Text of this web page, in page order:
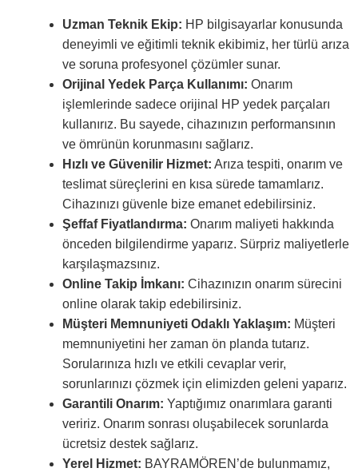
Uzman Teknik Ekip: HP bilgisayarlar konusunda
deneyimli ve eğitimli teknik ekibimiz, her türlü arıza
ve soruna profesyonel çözümler sunar.
Orijinal Yedek Parça Kullanımı: Onarım
işlemlerinde sadece orijinal HP yedek parçaları
kullanırız. Bu sayede, cihazınızın performansının
ve ömrünün korunmasını sağlarız.
Hızlı ve Güvenilir Hizmet: Arıza tespiti, onarım ve
teslimat süreçlerini en kısa sürede tamamlarız.
Cihazınızı güvenle bize emanet edebilirsiniz.
Şeffaf Fiyatlandırma: Onarım maliyeti hakkında
önceden bilgilendirme yaparız. Sürpriz maliyetlerle
karşılaşmazsınız.
Online Takip İmkanı: Cihazınızın onarım sürecini
online olarak takip edebilirsiniz.
Müşteri Memnuniyeti Odaklı Yaklaşım: Müşteri
memnuniyetini her zaman ön planda tutarız.
Sorularınıza hızlı ve etkili cevaplar verir,
sorunlarınızı çözmek için elimizden geleni yaparız.
Garantili Onarım: Yaptığımız onarımlara garanti
veririz. Onarım sonrası oluşabilecek sorunlarda
ücretsiz destek sağlarız.
Yerel Hizmet: BAYRAMÖREN’de bulunmamız,